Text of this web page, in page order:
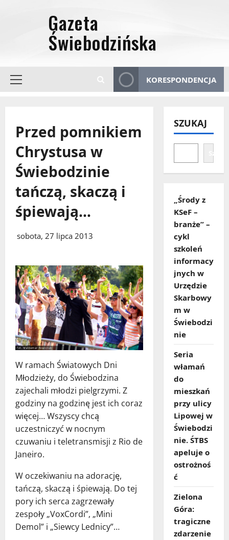
Menu
KORESPONDENCJA
Przed pomnikiem
Chrystusa w
Świebodzinie
tańczą, skaczą i
śpiewają…
sobota, 27 lipca 2013
W ramach Światowych Dni
Młodzieży, do Świebodzina
zajechali młodzi pielgrzymi. Z
godziny na godzinę jest ich coraz
więcej… Wszyscy chcą
uczestniczyć w nocnym
czuwaniu i teletransmisji z Rio de
Janeiro.
W oczekiwaniu na adorację,
tańczą, skaczą i śpiewają. Do tej
pory ich serca zagrzewały
zespoły „VoxCordi”, „Mini
Demol” i „Siewcy Lednicy”…
SZUKAJ
„Środy z
KSeF –
branże” –
cykl
szkoleń
informacy
jnych w
Urzędzie
Skarbowy
m w
Świebodzi
nie
Seria
włamań
do
mieszkań
przy ulicy
Lipowej w
Świebodzi
nie. ŚTBS
apeluje o
ostrożnoś
ć
Zielona
Góra:
tragiczne
zdarzenie